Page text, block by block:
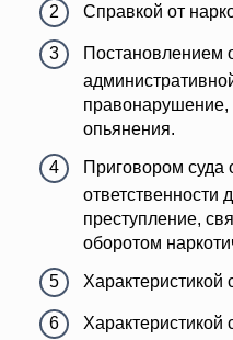
Справкой от
Постановлением
правонарушение,
опьянения.
Приговором суда
ответственности
преступление,
оборотом
Характеристикой